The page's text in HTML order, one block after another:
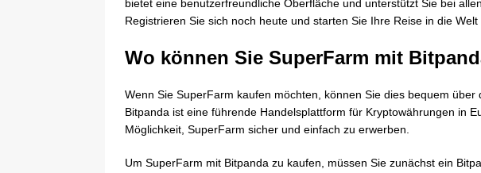
bietet eine benutzerfreundliche Oberfläche und unterstützt Sie bei
Registrieren Sie sich noch heute und starten Sie Ihre Reise in die
Wo können Sie SuperFarm mit
Wenn Sie SuperFarm kaufen möchten, können Sie dies bequem über
Bitpanda ist eine führende Handelsplattform für Kryptowährungen in
Möglichkeit, SuperFarm sicher und einfach zu erwerben.
Um SuperFarm mit Bitpanda zu kaufen, müssen Sie zunächst ein